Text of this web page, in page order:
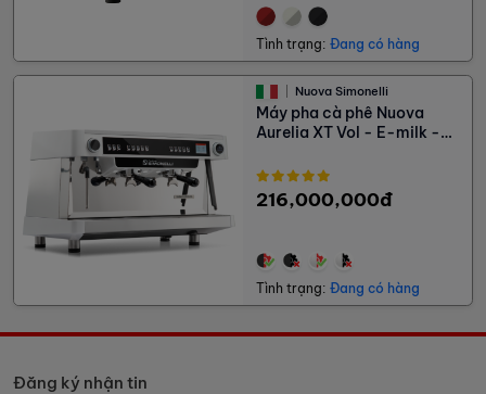
Tình trạng: Đang có hàng
Nuova Simonelli
Máy pha cà phê Nuova
Aurelia XT Vol - E-milk -
216,000,000đ
Tình trạng: Đang có hàng
Đăng ký nhận tin